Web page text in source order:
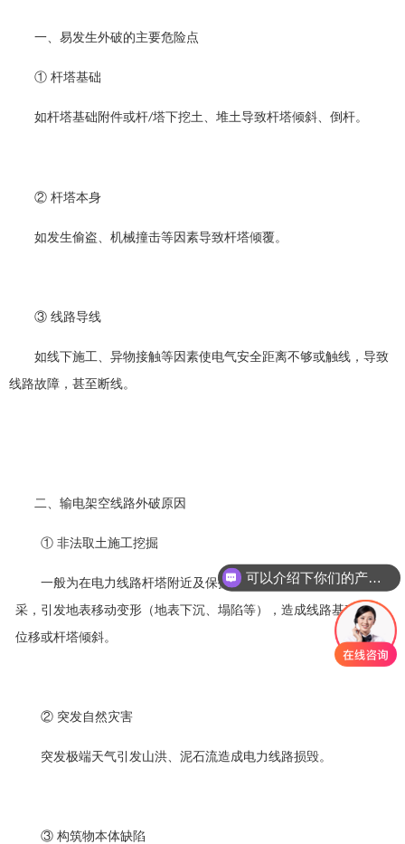
一、 易发生外破的主要危险点
① 杆塔基础
如杆塔基础附件或杆/塔下挖土、堆土导致杆塔倾斜、倒杆。
② 杆塔本身
如发生偷盗、机械撞击等因素导致杆塔倾覆。
③ 线路导线
如线下施工、异物接触等因素使电气安全距离不够或触线，导致
线路故障，甚至断线。
二、 输电架空线路外破原因
① 非法取土施工挖掘
一般为在电力线路杆塔附近及保护区内取土挖掘或矿区地下开
采，引发地表移动变形（地表下沉、塌陷等），造成线路基础沉降、
位移或杆塔倾斜。
② 突发自然灾害
突发极端天气引发山洪、泥石流造成电力线路损毁。
③ 构筑物本体缺陷
可以介绍下你们的产品么？